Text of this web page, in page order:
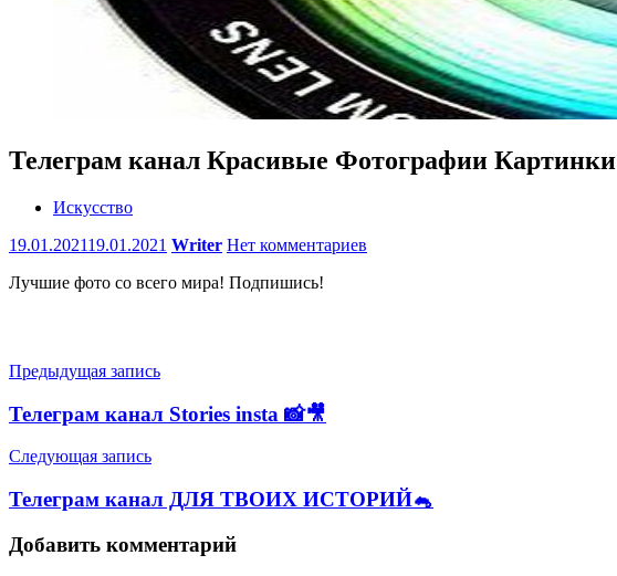
Телеграм канал Красивые Фотографии Картинки
Искусство
19.01.202119.01.2021 Writer Нет комментариев
Лучшие фото со всего мира! Подпишись!
Навигация
по
записям
Предыдущая запись
Телеграм канал Stories insta 📸🎥
Следующая запись
Телеграм канал ДЛЯ ТВОИХ ИСТОРИЙ🐁
Добавить комментарий